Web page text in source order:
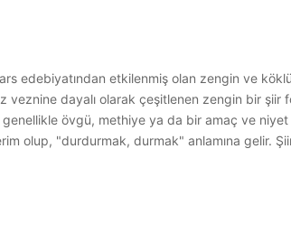
edebiyatından etkilenmiş olan zengin ve
dayalı olarak çeşitlenen zengin bir şiir
övgü, methiye ya da bir amaç ve
olup, "durdurmak, durmak" anlamına gelir.